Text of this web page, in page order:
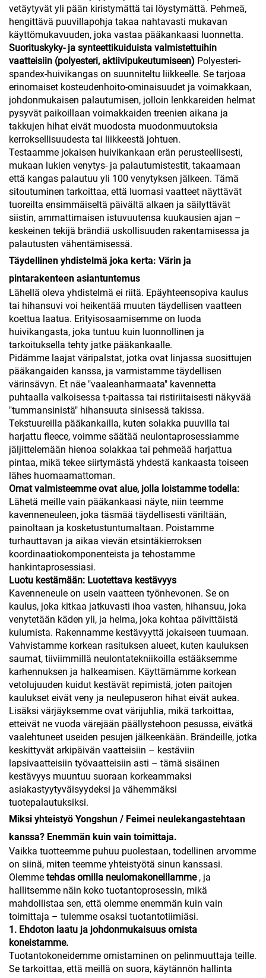
vetäytyvät yli pään kiristymättä tai löystymättä. Pehmeä,
hengittävä puuvillapohja takaa nahtavasti mukavan
käyttömukavuuden, joka vastaa pääkankaasi luonnetta.
Suorituskyky- ja synteettikuiduista valmistettuihin
vaatteisiin (polyesteri, aktiivipukeutumiseen) Polyesteri-
spandex-huivikangas on suunniteltu liikkeelle. Se tarjoaa
erinomaiset kosteudenhoito-ominaisuudet ja voimakkaan,
johdonmukaisen palautumisen, jolloin lenkkareiden helmat
pysyvät paikoillaan voimakkaiden treenien aikana ja
takkujen hihat eivät muodosta muodonmuutoksia
kerroksellisuudesta tai liikkeestä johtuen.
Testaamme jokaisen huivikankaan erän perusteellisesti,
mukaan lukien venytys- ja palautumistestit, takaamaan
että kangas palautuu yli 100 venytyksen jälkeen. Tämä
sitoutuminen tarkoittaa, että luomasi vaatteet näyttävät
tuoreilta ensimmäiseltä päivältä alkaen ja säilyttävät
siistin, ammattimaisen istuvuutensa kuukausien ajan –
keskeinen tekijä brändiä uskollisuuden rakentamisessa ja
palautusten vähentämisessä.
Täydellinen yhdistelmä joka kerta: Värin ja
pintarakenteen asiantuntemus
Lähellä oleva yhdistelmä ei riitä. Epäyhteensopiva kaulus
tai hihansuvi voi heikentää muuten täydellisen vaatteen
koettua laatua. Erityisosaamisemme on luoda
huivikangasta, joka tuntuu kuin luonnollinen ja
tarkoituksella tehty jatke pääkankaalle.
Pidämme laajat väripalstat, jotka ovat linjassa suosittujen
pääkangaiden kanssa, ja varmistamme täydellisen
värinsävyn. Et näe "vaaleanharmaata" kavennetta
puhtaalla valkoisessa t-paitassa tai ristiriitaisesti näkyvää
"tummansinistä" hihansuuta sinisessä takissa.
Tekstuureilla pääkankailla, kuten solakka puuvilla tai
harjattu fleece, voimme säätää neulontaprosessiamme
jäljittelemään hienoa solakkaa tai pehmeää harjattua
pintaa, mikä tekee siirtymästä yhdestä kankaasta toiseen
lähes huomaamattoman.
Omat valmisteemme ovat alue, jolla loistamme todella:
Lähetä meille vain pääkankaasi näyte, niin teemme
kavenneneuleen, joka täsmää täydellisesti väriltään,
painoltaan ja kosketustuntumaltaan. Poistamme
turhauttavan ja aikaa vievän etsintäkierroksen
koordinaatiokomponenteista ja tehostamme
hankintaprosessiasi.
Luotu kestämään: Luotettava kestävyys
Kavenneneule on usein vaatteen työnhevonen. Se on
kaulus, joka kitkaa jatkuvasti ihoa vasten, hihansuu, joka
venytetään käden yli, ja helma, joka kohtaa päivittäistä
kulumista. Rakennamme kestävyyttä jokaiseen tuumaan.
Vahvistamme korkean rasituksen alueet, kuten kauluksen
saumat, tiiviimmillä neulontatekniikoilla estääksemme
karhennuksen ja halkeamisen. Käyttämämme korkean
vetolujuuden kuidut kestävät repimistä, joten paitojen
kaulukset eivät veny ja neulepuseron hihat eivät aukea.
Lisäksi värjäyksemme ovat värijuhlia, mikä tarkoittaa,
etteivät ne vuoda värejään päällystehoon pesussa, eivätkä
vaalehtuneet useiden pesujen jälkeenkään. Brändeille, jotka
keskittyvät arkipäivän vaatteisiin – kestäviin
lapsivaatteisiin työvaatteisiin asti – tämä sisäinen
kestävyys muuntuu suoraan korkeammaksi
asiakastyytyväisyydeksi ja vähemmäksi
tuotepalautuksiksi.
Miksi yhteistyö Yongshun / Feimei neulekangastehtaan
kanssa? Enemmän kuin vain toimittaja.
Vaikka tuotteemme puhuu puolestaan, todellinen arvomme
on siinä, miten teemme yhteistyötä sinun kanssasi.
Olemme tehdas omilla neulomakoneillamme , ja
hallitsemme näin koko tuotantoprosessin, mikä
mahdollistaa sen, että olemme enemmän kuin vain
toimittaja – tulemme osaksi tuotantotiimiäsi.
1. Ehdoton laatu ja johdonmukaisuus omista
koneistamme.
Tuotantokoneidemme omistaminen on pelinmuuttaja teille.
Se tarkoittaa, että meillä on suora, käytännön hallinta